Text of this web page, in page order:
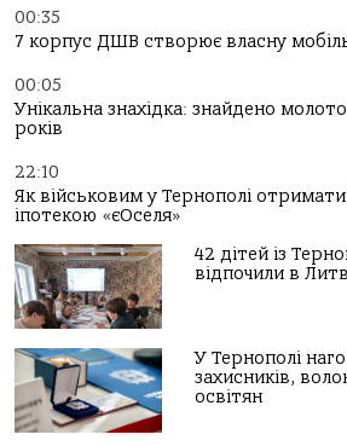
00:35
7 корпус ДШВ створює власну
00:05
Унікальна знахідка: знайдено
років
22:10
Як військовим у Тернополі
іпотекою «єОселя»
42 дітей із
відпочили в
У Тернополі
захисників,
освітян